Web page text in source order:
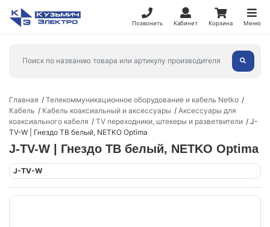
Позвонить Кабинет Корзина Меню
Главная
Телекоммуникационное оборудование и кабель Netko
Кабель
Кабель коаксиальный и аксессуары
Аксессуары для
коаксиального кабеля
TV переходники, штекеры и разветвители
J-
TV-W | Гнездо ТВ белый, NETKO Optima
J-TV-W | Гнездо ТВ белый, NETKO Optima
J-TV-W